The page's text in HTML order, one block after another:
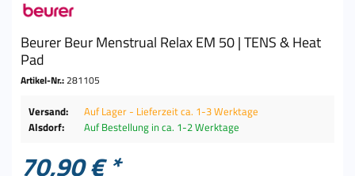
Beurer Beur Menstrual Relax EM 50 | TENS & Heat
Pad
Artikel-Nr.:281105
Versand:
Auf Lager - Lieferzeit ca. 1-3 Werktage
Alsdorf:
Auf Bestellung in ca. 1-2 Werktage
70,90 € *